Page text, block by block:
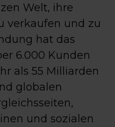
Welt, ihre
verkaufen und zu
hat das
6.000 Kunden
als 55 Milliarden
globalen
und sozialen